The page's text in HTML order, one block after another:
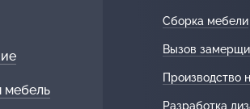
мебель
Сборка мебели
Вызов
Производство
Разработка